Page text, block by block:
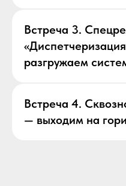
Встреча 3.
разгружаем
Встреча 4.
— выходим на